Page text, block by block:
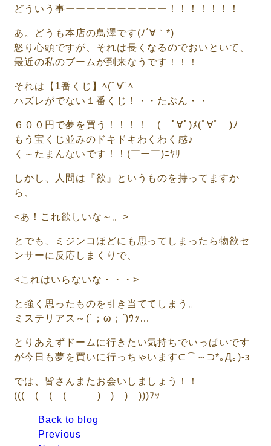
どういう事ーーーーーーーーーー！！！！！！！
あ。どうも本店の鳥澤です(ﾉ´∀｀*)
怒り心頭ですが、それは長くなるのでおいといて、
最近の私のブームが到来なうです！！！
それは【1番くじ】ﾍ(ﾟ∀ﾟﾍ
ハズレがでない１番くじ！・・たぶん・・
６００円で夢を買う！！！！ゝ( ﾟ∀ﾟ)ﾒ(ﾟ∀ﾟ )ﾉ
もう宝くじ並みのドキドキわくわく感♪
く～たまんないです！！(￣ー￣)ﾆﾔﾘ
しかし、人間は『欲』というものを持ってますか
ら、
<あ！これ欲しいな～。>
とでも、ミジンコほどにも思ってしまったら物欲セ
ンサーに反応しまくりで、
<これはいらないな・・・>
と強く思ったものを引き当ててしまう。
ミステリアス～(´；ω；`)ｳｯ…
とりあえずドームに行きたい気持ちでいっぱいです
が今日も夢を買いに行っちゃいます⊂⌒～⊃*｡Д｡)-з
では、皆さんまたお会いしましょう！！
(((￣(￣(￣(￣ー￣)￣)￣)￣)))ﾌｯ
Back to blog
Previous